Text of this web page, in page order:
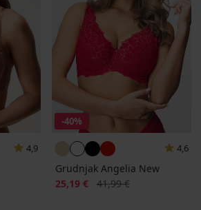
4,9
-40%
4,6
Grudnjak Angelia New
Popust
25,19 € Prvobitna cijena
41,99 €